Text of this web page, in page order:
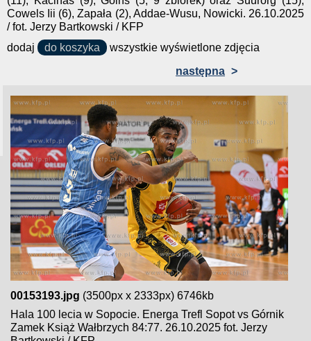
Cowels Iii (6), Zapała (2), Addae-Wusu, Nowicki. 26.10.2025
/ fot. Jerzy Bartkowski / KFP
dodaj
do koszyka
wszystkie wyświetlone zdjęcia
następna >
00153193.jpg (3500px x 2333px) 6746kb
Hala 100 lecia w Sopocie. Energa Trefl Sopot vs Górnik
Zamek Książ Wałbrzych 84:77. 26.10.2025 fot. Jerzy